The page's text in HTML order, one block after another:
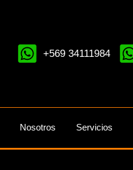
+569 34111984
Nosotros Servicios